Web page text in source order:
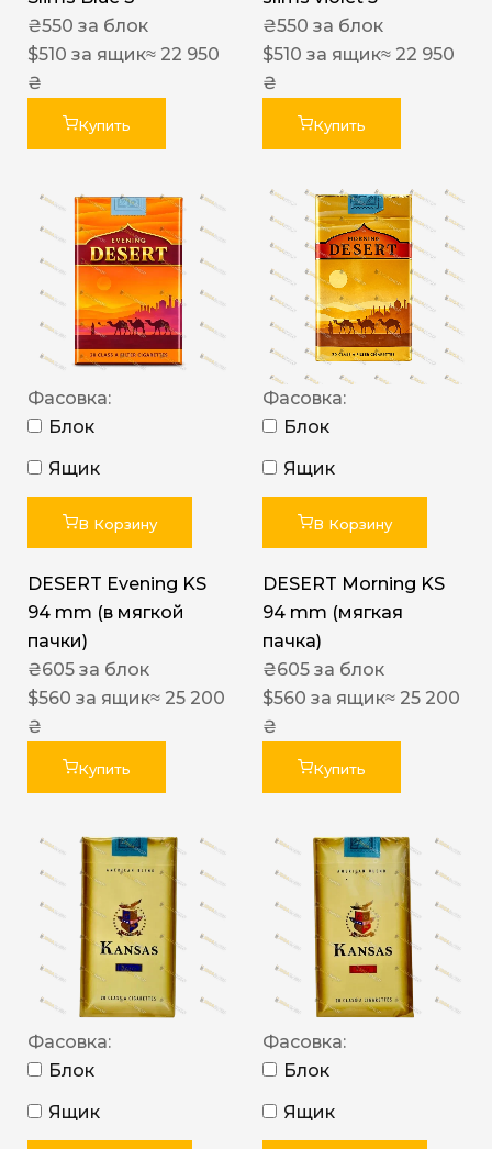
₴550 за блок
$510 за ящик≈ 22 950
₴
Купить
₴550 за блок
$510 за ящик≈ 22 950
₴
Купить
Фасовка:
Блок
Ящик
В Корзину
DESERT Evening KS
94 mm (в мягкой
пачки)
₴605 за блок
$560 за ящик≈ 25 200
₴
Купить
Фасовка:
Блок
Ящик
В Корзину
DESERT Morning KS
94 mm (мягкая
пачка)
₴605 за блок
$560 за ящик≈ 25 200
₴
Купить
Фасовка:
Блок
Ящик
Фасовка:
Блок
Ящик